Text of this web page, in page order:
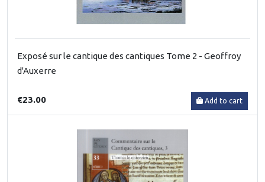
Exposé sur le cantique des cantiques Tome 2 - Geoffroy
d'Auxerre
€23.00 Add to cart